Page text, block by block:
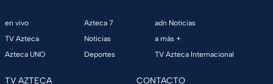
en vivo
TV Azteca
Azteca UNO
Azteca 7
Noticias
Deportes
adn Noticias
a más +
TV Azteca Internacional
TV AZTECA CONTACTO